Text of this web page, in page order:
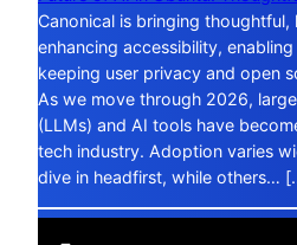
Canonical is bringing
enhancing accessibility,
keeping user privacy and open
As we move through 2026,
(LLMs) and AI tools have
tech industry. Adoption varies
dive in headfirst, while others…